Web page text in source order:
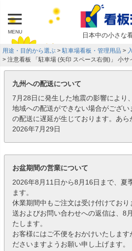
MENU 日本中の小さな
用途・目的から選ぶ 駐車場看板・管理用品
注意看板 「駐車場 (矢印 スペース右側)」 小
九州への配送について
7月28日に発生した地震の影響により
地域への配送ができない場合がござ
の配送に遅延が生じております。あら
2026年7月29日
お盆期間の営業について
2026年8月11日から8月16日まで、夏
ます。
休業期間中もご注文は受け付けてお
送およびお問い合わせへの返信は、8
たします。
お客様にはご不便をおかけいたします
ださいますようお願い申し上げます。